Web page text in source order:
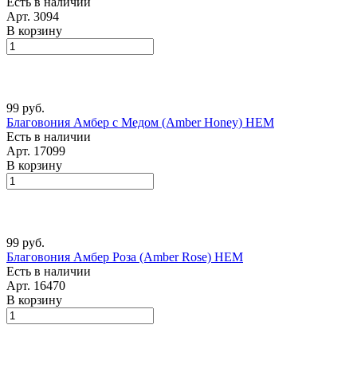
Арт. 3094
В корзину
99 руб.
Благовония Амбер с Медом (Amber Honey) HEM
Есть в наличии
Арт. 17099
В корзину
99 руб.
Благовония Амбер Роза (Amber Rose) HEM
Есть в наличии
Арт. 16470
В корзину